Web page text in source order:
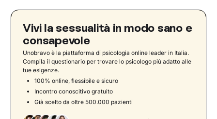
Sessualità maschile e femminile: alcune
differenze
Il desiderio sessuale femminile
Segnali dell'eccitazione sessuale femminile
L’orgasmo femminile
La neurobiologia del piacere femminile
Vivi la sessualità in modo sano e
consapevole
Unobravo è la piattaforma di psicologia online leader in Italia.
Compila il questionario per trovare lo psicologo più adatto alle
tue esigenze.
100% online, flessibile e sicuro
Incontro conoscitivo gratuito
Già scelto da oltre 500.000 pazienti